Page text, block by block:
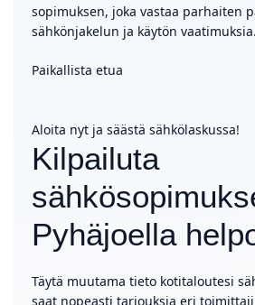
sopimuksen, joka vastaa parhaiten
sähkönjakelun ja käytön vaatimuksia.
Paikallista etua
Aloita nyt ja säästä sähkölaskussa!
Kilpailuta
Pyhäjoella
Täytä muutama tieto kotitaloutesi
saat nopeasti tarjouksia eri